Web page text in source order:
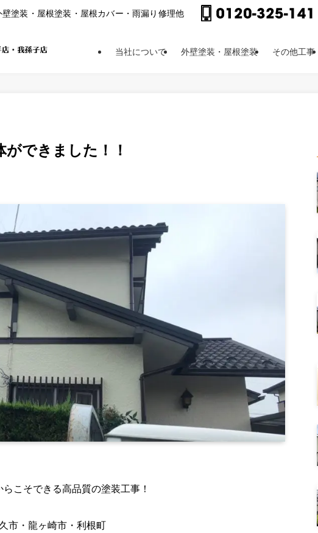
塗装・屋根塗装・屋根カバー・⾬漏り修理他
当社について 外壁塗装・屋根塗装 その他工事
できました！！
こそできる高品質の塗装工事！
市・龍ヶ崎市・利根町